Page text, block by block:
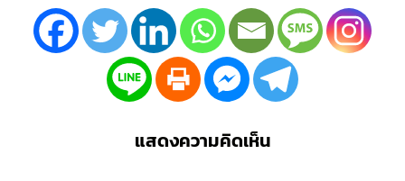
แสดงความคิดเห็น